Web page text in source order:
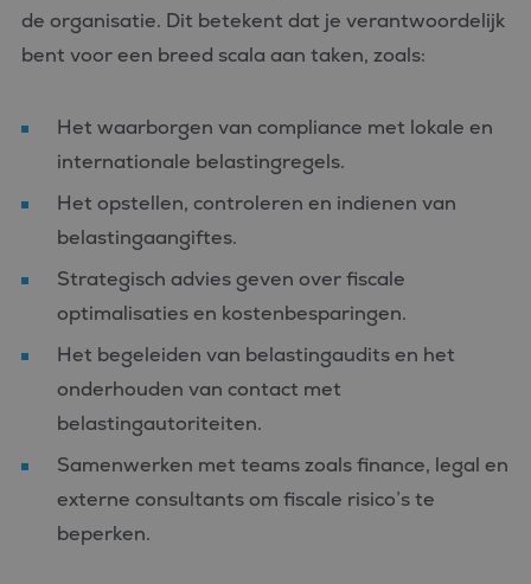
de organisatie. Dit betekent dat je verantwoordelijk
bent voor een breed scala aan taken, zoals:
Het waarborgen van compliance met lokale en
internationale belastingregels.
Het opstellen, controleren en indienen van
belastingaangiftes.
Strategisch advies geven over fiscale
optimalisaties en kostenbesparingen.
Het begeleiden van belastingaudits en het
onderhouden van contact met
belastingautoriteiten.
Samenwerken met teams zoals finance, legal en
externe consultants om fiscale risico’s te
beperken.